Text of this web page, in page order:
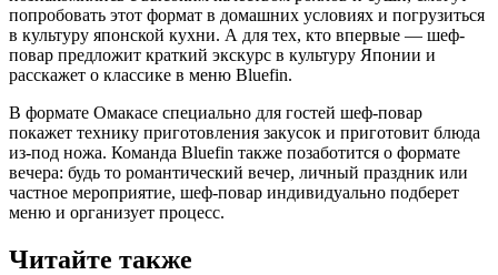
попробовать этот формат в домашних условиях и погрузиться
в культуру японской кухни. А для тех, кто впервые — шеф-
повар предложит краткий экскурс в культуру Японии и
расскажет о классике в меню Bluefin.
В формате Омакасе специально для гостей шеф-повар
покажет технику приготовления закусок и приготовит блюда
из-под ножа. Команда Bluefin также позаботится о формате
вечера: будь то романтический вечер, личный праздник или
частное мероприятие, шеф-повар индивидуально подберет
меню и организует процесс.
Читайте также